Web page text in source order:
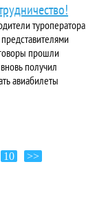
туроператора
прошли
получил
авиабилеты
10
>>